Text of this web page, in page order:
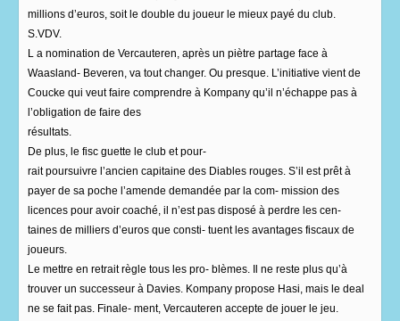
millions d’euros, soit le double du joueur le mieux payé du club.
S.VDV.
L a nomination de Vercauteren, après un piètre partage face à
Waasland- Beveren, va tout changer. Ou presque. L’initiative vient de
Coucke qui veut faire comprendre à Kompany qu’il n’échappe pas à
l’obligation de faire des
résultats.
De plus, le fisc guette le club et pour-
rait poursuivre l’ancien capitaine des Diables rouges. S’il est prêt à
payer de sa poche l’amende demandée par la com- mission des
licences pour avoir coaché, il n’est pas disposé à perdre les cen-
taines de milliers d’euros que consti- tuent les avantages fiscaux de
joueurs.
Le mettre en retrait règle tous les pro- blèmes. Il ne reste plus qu’à
trouver un successeur à Davies. Kompany propose Hasi, mais le deal
ne se fait pas. Finale- ment, Vercauteren accepte de jouer le jeu.